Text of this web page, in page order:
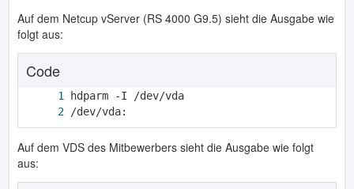
Auf dem Netcup vServer (RS 4000 G9.5) sieht die Ausgabe wie
folgt aus:
Code
/dev/vda:
Auf dem VDS des Mitbewerbers sieht die Ausgabe wie folgt
aus: